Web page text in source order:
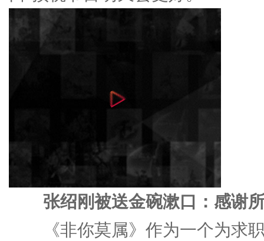
张绍刚被送金碗漱口：感谢所
《非你莫属》作为一个为求职